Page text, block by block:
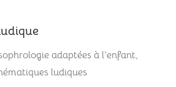
adaptées à l’enfant,
ludiques